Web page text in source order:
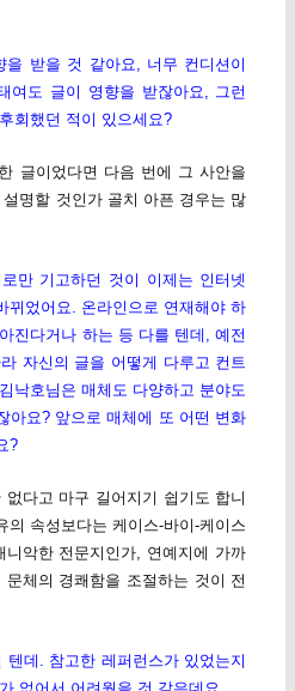
받을 것 같아요, 너무 컨디션이
여도 글이 영향을 받잖아요, 그런
회했던 적이 있으세요?
글이었다면 다음 번에 그 사안을
명할 것인가 골치 아픈 경우는 많
만 기고하던 것이 이제는 인터넷
뀌었어요. 온라인으로 연재해야 하
진다거나 하는 등 다를 텐데, 예전
자신의 글을 어떻게 다루고 컨트
낙호님은 매체도 다양하고 분야도
아요? 앞으로 매체에 또 어떤 변화
?
다고 마구 길어지기 쉽기도 합니
의 속성보다는 케이스-바이-케이스
악한 전문지인가, 연예지에 가까
체의 경쾌함을 조절하는 것이 전
데. 참고한 레퍼런스가 있었는지